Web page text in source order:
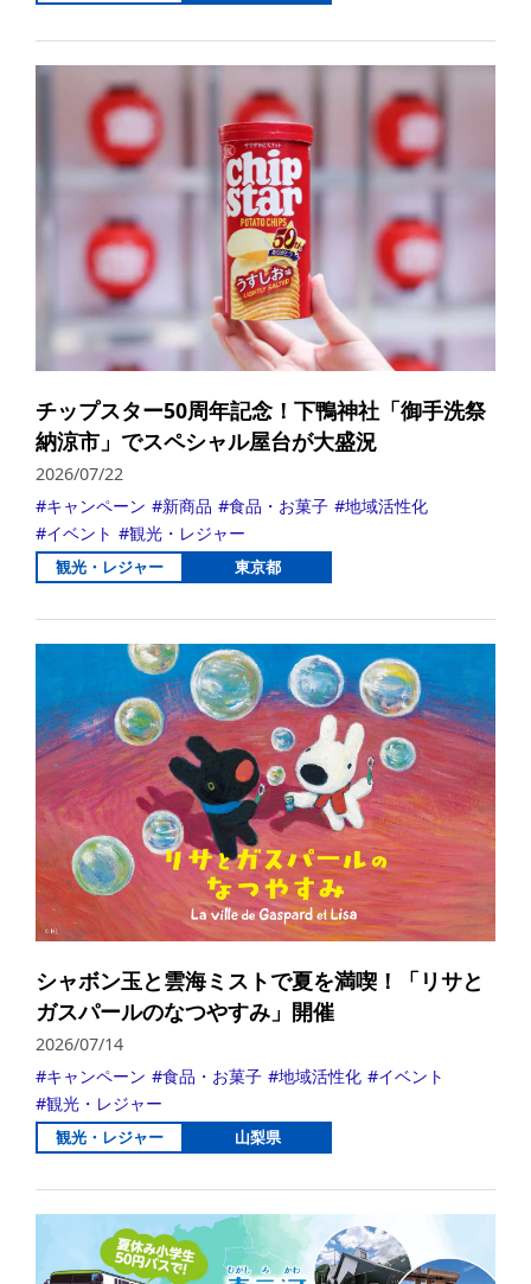
チップスター50周年記念！下鴨神社「御手洗祭
納涼市」でスペシャル屋台が大盛況
2026/07/22
キャンペーン
新商品 食品・お菓子
地域活性化
イベント
観光・レジャー
観光・レジャー 東京都
シャボン玉と雲海ミストで夏を満喫！「リサと
ガスパールのなつやすみ」開催
2026/07/14
キャンペーン
食品・お菓子 地域活性化
イベント
観光・レジャー
観光・レジャー 山梨県